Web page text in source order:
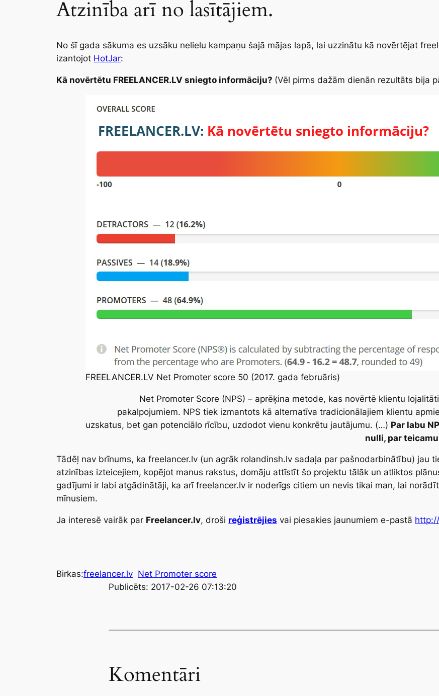
Atzinība arī no lasītājiem.
No šī gada sākuma es uzsāku nelielu kampaņu šajā mājas lapā, lai uzzinātu kā novērtējat
izantojot HotJar:
Kā novērtētu FREELANCER.LV sniegto informāciju? (Vēl pirms dažām dienān rezultāts bija
FREELANCER.LV Net Promoter score 50 (2017. gada februāris)
Net Promoter Score (NPS) – aprēķina metode, kas novērtē klientu
pakalpojumiem. NPS tiek izmantots kā alternatīva tradicionālajiem klientu
uzskatus, bet gan potenciālo rīcību, uzdodot vienu konkrētu jautājumu. (…) Par labu
nulli, par
Tādēļ nav brīnums, ka freelancer.lv (un agrāk rolandinsh.lv sadaļa par pašnodarbinātību) jau
atzinības izteicejiem, kopējot manus rakstus, domāju attīstīt šo projektu tālāk un atliktos
gadījumi ir labi atgādinātāji, ka arī freelancer.lv ir noderīgs citiem un nevis tikai man, lai
mīnusiem.
Ja interesē vairāk par Freelancer.lv, droši reģistrējies vai piesakies jaunumiem e-pastā
Birkas:freelancer.lv Net Promoter score
Publicēts: 2017-02-26 07:13:20
Komentāri